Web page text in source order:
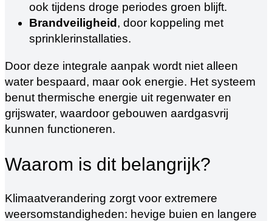
ook tijdens droge periodes groen blijft.
Brandveiligheid , door koppeling met
sprinklerinstallaties.
Door deze integrale aanpak wordt niet alleen
water bespaard, maar ook energie. Het systeem
benut thermische energie uit regenwater en
grijswater, waardoor gebouwen aardgasvrij
kunnen functioneren.
Waarom is dit belangrijk?
Klimaatverandering zorgt voor extremere
weersomstandigheden: hevige buien en langere